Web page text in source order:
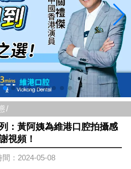
/
：黃阿姨為維港口腔拍攝感
視頻！
間：2024-05-08